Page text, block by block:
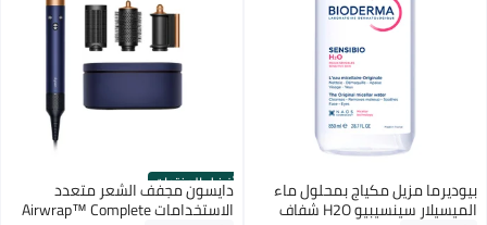
بيوديرما مزيل مكياج بمحلول ماء
الميسيلار سينسيبيو H2O شفاف
أفضل المنتجات
دايسون مجفف الشعر متعدد
الاستخدامات Airwrap™ Complete